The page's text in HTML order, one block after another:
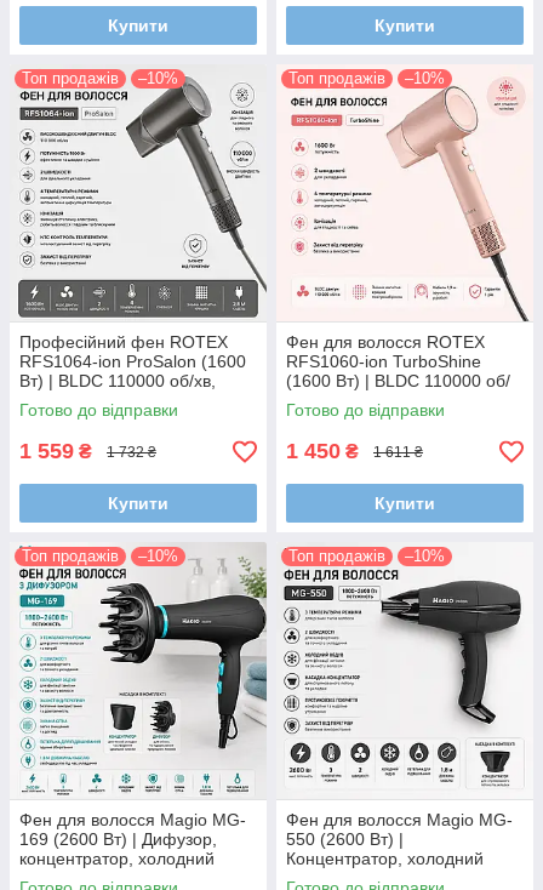
Купити Купити
Топ продажів –10%
Професійний фен ROTEX
RFS1064-ion ProSalon (1600
Вт) | BLDC 110000 об/хв,
іонізація, NTC, магнітний
концентратор, кабель 2,8 м
Готово до відправки
1 559 ₴ 1 732 ₴
Купити
Топ продажів –10%
Фен для волосся ROTEX
RFS1060-ion TurboShine
(1600 Вт) | BLDC 110000 об/
хв, іонізація, 4 температурні
режими, магнітний
Готово до відправки
1 450 ₴ 1 611 ₴
Купити
Топ продажів –10%
Фен для волосся Magio MG-
169 (2600 Вт) | Дифузор,
концентратор, холодний
обдув, 3 температурні
Топ продажів –10%
Фен для волосся Magio MG-
550 (2600 Вт) |
Концентратор, холодний
обдув, 3 температурні